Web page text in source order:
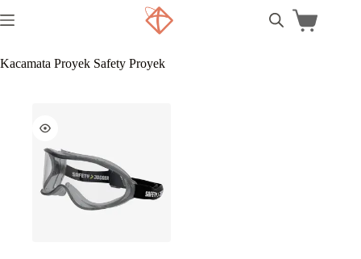
Kacamata Proyek Safety Proyek